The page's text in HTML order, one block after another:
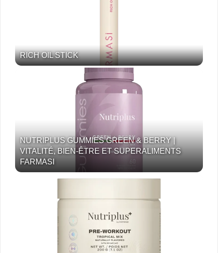
RICH OIL STICK
NUTRIPLUS GUMMIES GREEN & BERRY |
VITALITÉ, BIEN-ÊTRE ET SUPERALIMENTS
FARMASI